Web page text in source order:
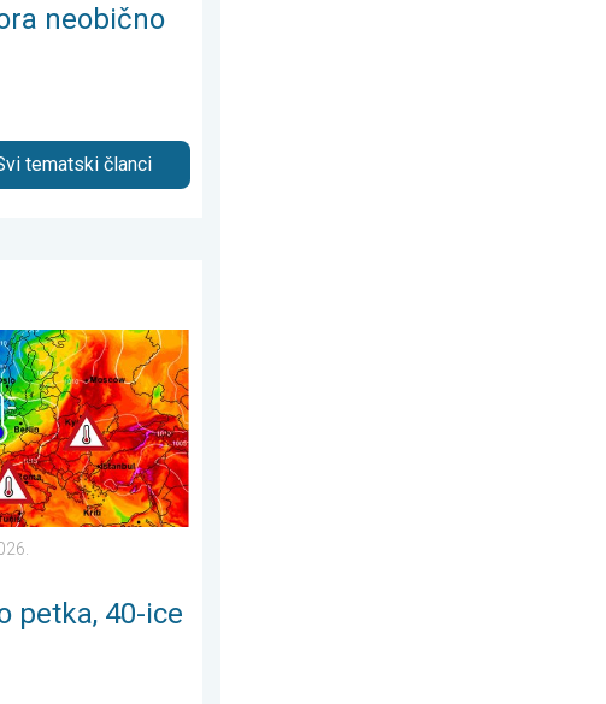
neobično
tematski članci
kolovoza 2026.
40-ice se šire. Ljetne vrućine. . . utorak, 4. kolovoza 2026.
petka, 40-ice